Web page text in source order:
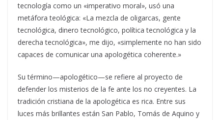
tecnología como un «imperativo moral», usó una
metáfora teológica: «La mezcla de oligarcas, gente
tecnológica, dinero tecnológico, política tecnológica y la
derecha tecnológica», me dijo, «simplemente no han sido
capaces de comunicar una apologética coherente.»
Su término—apologético—se refiere al proyecto de
defender los misterios de la fe ante los no creyentes. La
tradición cristiana de la apologética es rica. Entre sus
luces más brillantes están San Pablo, Tomás de Aquino y